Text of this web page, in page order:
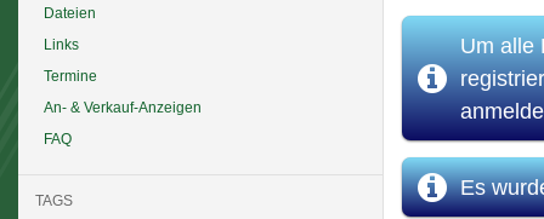
Dateien
Links
Termine
An- & Verkauf-Anzeigen
FAQ
TAGS
Um alle
Es